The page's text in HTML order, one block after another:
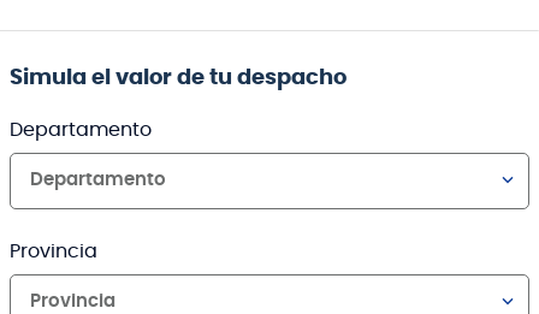
Simula el valor de tu despacho
Departamento
Departamento
Provincia
Provincia